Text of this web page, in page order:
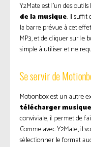
Y2Mate est l’un des
de la musique. Il suffit
la barre prévue à cet
MP3, et de cliquer sur le
simple à utiliser et ne
Se servir de
Motionbox est un autre
télécharger musique
conviviale, il permet de
Comme avec Y2Mate, il
sélectionner le format